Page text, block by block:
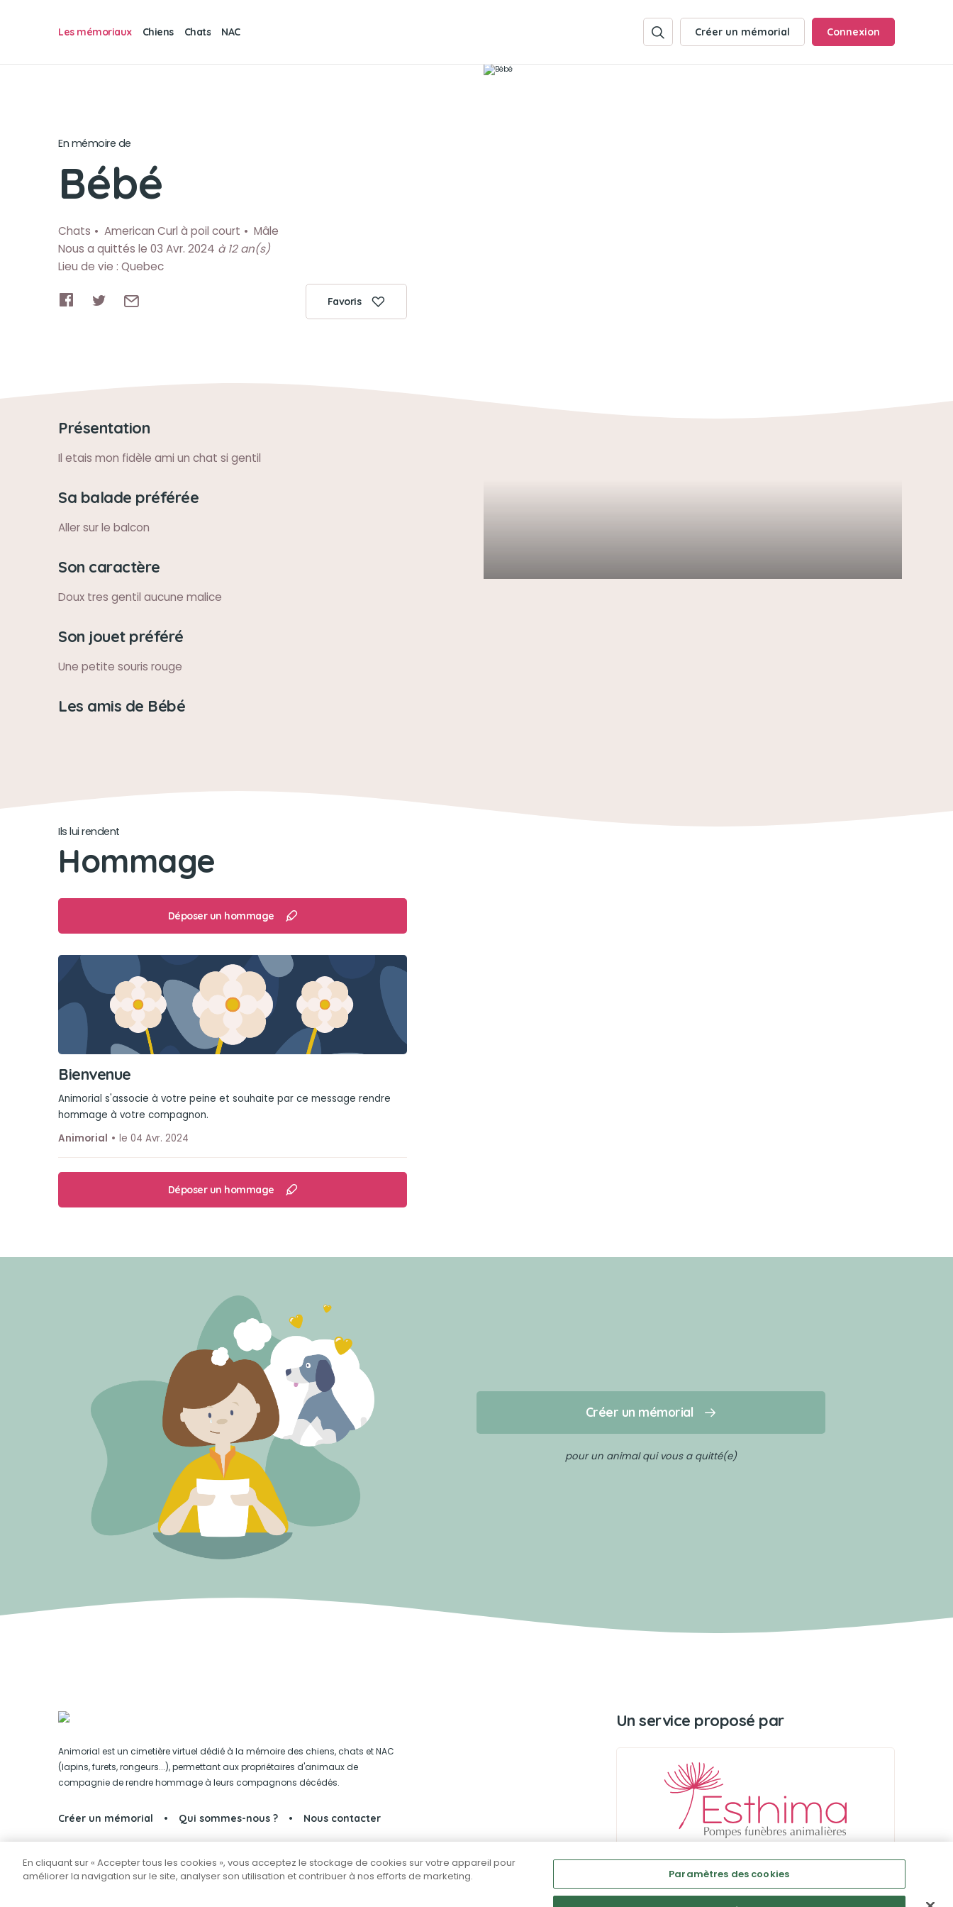
Les mémoriaux Chiens Chats NAC Créer un mémorial Connexion
En mémoire de
Bébé
Chats American Curl à poil court
Mâle
Nous a quittés le 03 Avr. 2024 à 12 an(s)
Lieu de vie : Quebec
Favoris
Présentation
Il etais mon fidèle ami un chat si gentil
Sa balade préférée
Aller sur le balcon
Son caractère
Doux tres gentil aucune malice
Son jouet préféré
Une petite souris rouge
Les amis de Bébé
Ils lui rendent
Hommage
Déposer un hommage
Bienvenue
Animorial s'associe à votre peine et souhaite par ce message rendre
hommage à votre compagnon.
Animorial
le 04 Avr. 2024
Déposer un hommage
Créer un mémorial
pour un animal qui vous a quitté(e)
Animorial est un cimetière virtuel dédié à la mémoire des chiens, chats et NAC
(lapins, furets, rongeurs...), permettant aux propriétaires d'animaux de
compagnie de rendre hommage à leurs compagnons décédés.
Créer un mémorial Qui sommes-nous ? Nous contacter
Partager sur Facebook
Un service proposé par
En cliquant sur « Accepter tous les cookies », vous acceptez le stockage de cookies sur votre appareil pour
améliorer la navigation sur le site, analyser son utilisation et contribuer à nos efforts de marketing.
Paramètres des cookies